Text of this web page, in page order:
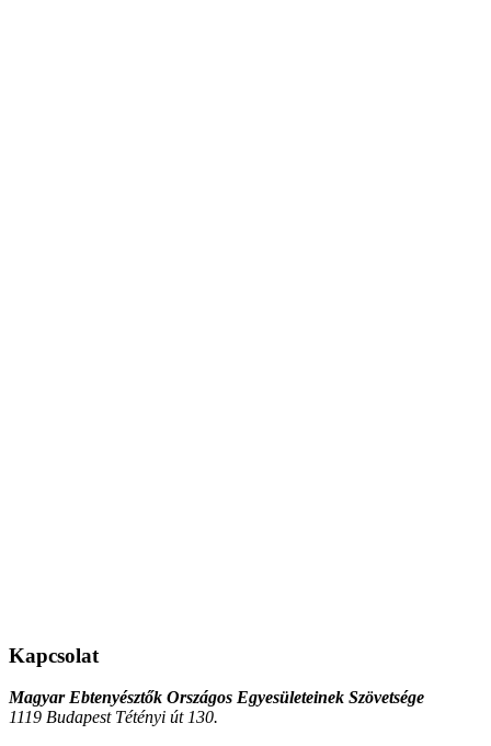
Kapcsolat
Magyar Ebtenyésztők Országos Egyesületeinek Szövetsége
1119 Budapest Tétényi út 130.